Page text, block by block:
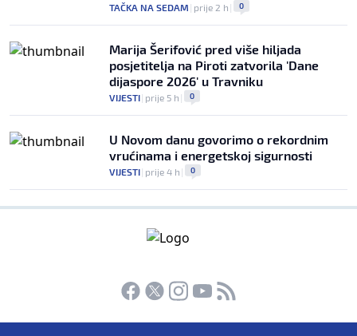
TAČKA NA SEDAM | prije 2 h | 0
Marija Šerifović pred više hiljada
posjetitelja na Piroti zatvorila 'Dane
dijaspore 2026' u Travniku
VIJESTI| prije 5 h | 0
U Novom danu govorimo o rekordnim
vrućinama i energetskoj sigurnosti
VIJESTI| prije 4 h | 0